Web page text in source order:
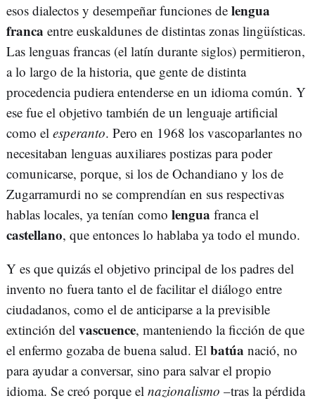
esos dialectos y desempeñar funciones de lengua
franca entre euskaldunes de distintas zonas lingüísticas.
Las lenguas francas (el latín durante siglos) permitieron,
a lo largo de la historia, que gente de distinta
procedencia pudiera entenderse en un idioma común. Y
ese fue el objetivo también de un lenguaje artificial
como el esperanto. Pero en 1968 los vascoparlantes no
necesitaban lenguas auxiliares postizas para poder
comunicarse, porque, si los de Ochandiano y los de
Zugarramurdi no se comprendían en sus respectivas
hablas locales, ya tenían como lengua franca el
castellano, que entonces lo hablaba ya todo el mundo.
Y es que quizás el objetivo principal de los padres del
invento no fuera tanto el de facilitar el diálogo entre
ciudadanos, como el de anticiparse a la previsible
extinción del vascuence, manteniendo la ficción de que
el enfermo gozaba de buena salud. El batúa nació, no
para ayudar a conversar, sino para salvar el propio
idioma. Se creó porque el nazionalismo –tras la pérdida